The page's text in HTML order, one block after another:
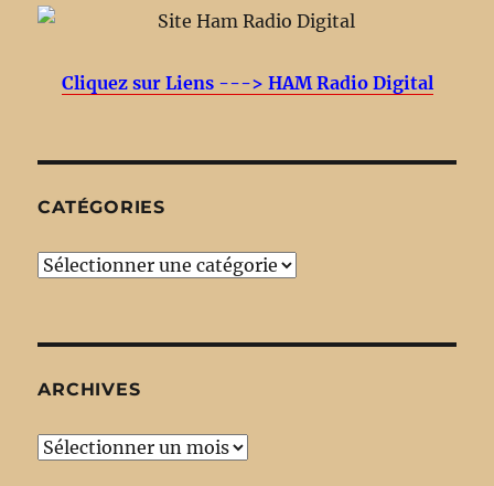
Cliquez sur Liens ---> HAM Radio Digital
CATÉGORIES
Catégories
ARCHIVES
Archives